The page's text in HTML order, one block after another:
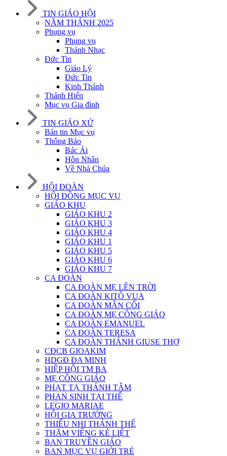
TIN GIÁO HỘI
NĂM THÁNH 2025
Phụng vụ
Phụng vụ
Thánh Nhạc
Đức Tin
Giáo Lý
Đức Tin
Kinh Thánh
Thánh Hiến
Mục vụ Gia đình
TIN GIÁO XỨ
Bản tin Mục vụ
Thông Báo
Bác Ái
Hôn Nhân
Về Nhà Chúa
HỘI ĐOÀN
HỘI ĐỒNG MỤC VỤ
GIÁO KHU
GIÁO KHU 2
GIÁO KHU 3
GIÁO KHU 4
GIÁO KHU 1
GIÁO KHU 5
GIÁO KHU 6
GIÁO KHU 7
CA ĐOÀN
CA ĐOÀN MẸ LÊN TRỜI
CA ĐOÀN KITÔ VUA
CA ĐOÀN MÂN CÔI
CA ĐOÀN MẸ CÔNG GIÁO
CA ĐOÀN EMANUEL
CA ĐOÀN TERESA
CA ĐOÀN THÁNH GIUSE THỢ
CĐCB GIOAKIM
HDGĐ ĐA MINH
HIỆP HỘI TM BA
MẸ CÔNG GIÁO
PHẠT TẠ THÁNH TÂM
PHAN SINH TẠI THẾ
LEGIO MARIAE
HỘI GIA TRƯỞNG
THIẾU NHI THÁNH THỂ
THĂM VIẾNG KẺ LIỆT
BAN TRUYỀN GIÁO
BAN MỤC VỤ GIỚI TRẺ